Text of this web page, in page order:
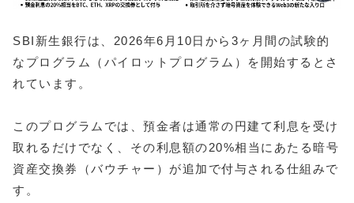
SBI新生銀行は、2026年6月10日から3ヶ月間の試験的
なプログラム（パイロットプログラム）を開始するとさ
れています。
このプログラムでは、預金者は通常の円建て利息を受け
取れるだけでなく、その利息額の20%相当にあたる暗号
資産交換券（バウチャー）が追加で付与される仕組みで
す。